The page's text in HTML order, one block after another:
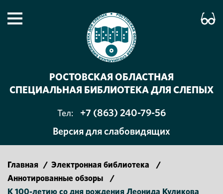
РОСТОВСКАЯ ОБЛАСТНАЯ
СПЕЦИАЛЬНАЯ БИБЛИОТЕКА ДЛЯ СЛЕПЫХ
Тел:
+7 (863) 240-79-56
Версия для слабовидящих
Главная / Электронная библиотека
/
Аннотированные обзоры
/
К 100-летию со дня рождения Леонида Куликова